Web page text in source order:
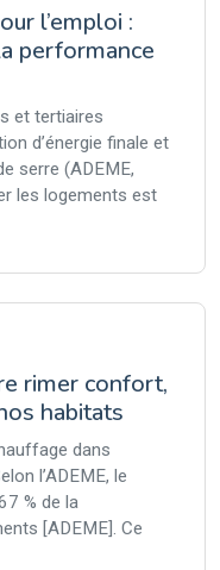
l’emploi :
performance
et tertiaires
d’énergie finale et
serre (ADEME,
les logements est
rimer confort,
habitats
dans
l’ADEME, le
% de la
[ADEME]. Ce